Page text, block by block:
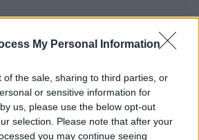
My Personal Information
of the sale, sharing to third parties, or
or sensitive information for
us, please use the below opt-out
selection. Please note that after your
you may continue seeing